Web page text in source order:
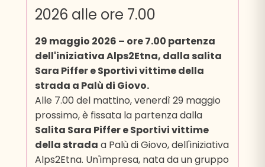
2026 alle ore 7.00
29 maggio 2026 – ore 7.00 partenza
dell'iniziativa Alps2Etna, dalla salita
Sara Piffer e Sportivi vittime della
strada a Palù di Giovo.
Alle 7.00 del mattino, venerdì 29 maggio
prossimo, è fissata la partenza dalla
Salita Sara Piffer e Sportivi vittime
della strada a Palù di Giovo, dell'iniziativa
Alps2Etna. Un'impresa, nata da un gruppo